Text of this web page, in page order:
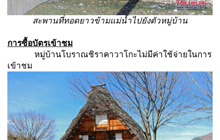
สะพานที่ทอดยาวข้ามแม่น้ำไปยังตัวหมู่บ้าน
การซื้อบัตรเข้าชม
หมู่บ้านโบราณชิราคาวาโกะไม่มีค่าใช้จ่ายในการ
เข้าชม